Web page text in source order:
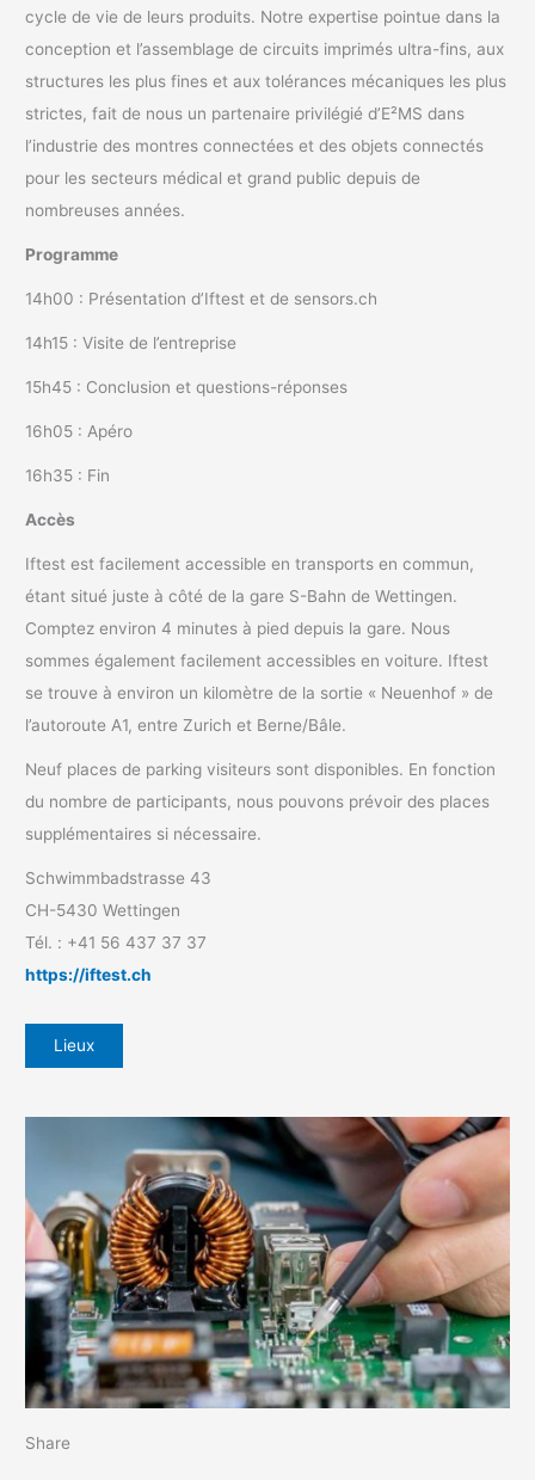
cycle de vie de leurs produits. Notre expertise pointue dans la
conception et l’assemblage de circuits imprimés ultra-fins, aux
structures les plus fines et aux tolérances mécaniques les plus
strictes, fait de nous un partenaire privilégié d’E²MS dans
l’industrie des montres connectées et des objets connectés
pour les secteurs médical et grand public depuis de
nombreuses années.
Programme
14h00 : Présentation d’Iftest et de sensors.ch
14h15 : Visite de l’entreprise
15h45 : Conclusion et questions-réponses
16h05 : Apéro
16h35 : Fin
Accès
Iftest est facilement accessible en transports en commun,
étant situé juste à côté de la gare S-Bahn de Wettingen.
Comptez environ 4 minutes à pied depuis la gare. Nous
sommes également facilement accessibles en voiture. Iftest
se trouve à environ un kilomètre de la sortie « Neuenhof » de
l’autoroute A1, entre Zurich et Berne/Bâle.
Neuf places de parking visiteurs sont disponibles. En fonction
du nombre de participants, nous pouvons prévoir des places
supplémentaires si nécessaire.
Schwimmbadstrasse 43
CH-5430 Wettingen
Tél. : +41 56 437 37 37
https://iftest.ch
Lieux
Share